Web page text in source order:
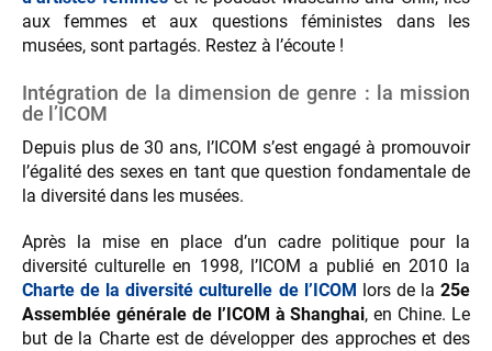
aux femmes et aux questions féministes dans les
musées, sont partagés. Restez à l’écoute !
Intégration de la dimension de genre : la mission
de l’ICOM
Depuis plus de 30 ans, l’ICOM s’est engagé à promouvoir
l’égalité des sexes en tant que question fondamentale de
la diversité dans les musées.
Après la mise en place d’un cadre politique pour la
diversité culturelle en 1998, l’ICOM a publié en 2010 la
Charte de la diversité culturelle de l’ICOM lors de la25e
Assemblée générale de l’ICOM à Shanghai, en Chine. Le
but de la Charte est de développer des approches et des